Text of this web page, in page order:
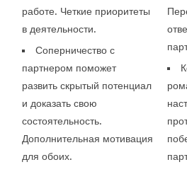
работе. Четкие приоритеты
в деятельности.
Соперничество с
партнером поможет
развить скрытый потенциал
и доказать свою
состоятельность.
Дополнительная мотивация
для обоих.